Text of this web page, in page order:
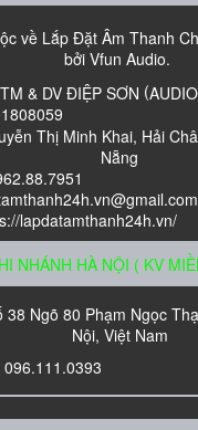
700.000 VND
Nanomax JB-625
về Lắp Đặt Âm Thanh
bởi Vfun Audio.
& DV ĐIỆP SƠN (
Thị Minh Khai, Hải
Nẵng
lapdatamthanh24h.vn/
NHÁNH HÀ NỘI ( KV
38 Ngõ 80 Phạm Ngọc
Nội, Việt Nam
096.111.0393